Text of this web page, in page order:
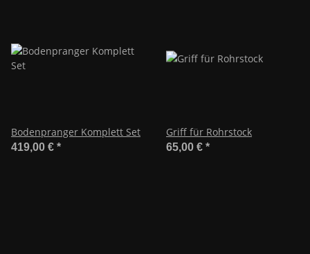
Bodenpranger Komplett Set
419,00 € *
Griff für Rohrstock
65,00 € *